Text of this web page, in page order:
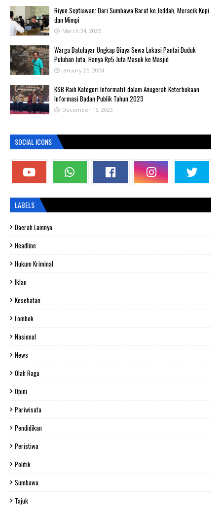
Riyon Septiawan: Dari Sumbawa Barat ke Jeddah, Meracik Kopi
dan Mimpi
March 24, 2025
Warga Batulayar Ungkap Biaya Sewa Lokasi Pantai Duduk
Puluhan Juta, Hanya Rp5 Juta Masuk ke Masjid
January 25, 2024
KSB Raih Kategori Informatif dalam Anugerah Keterbukaan
Informasi Badan Publik Tahun 2023
December 15, 2023
SOCIAL ICONS
LABELS
Daerah Lainnya
Headline
Hukum Kriminal
Iklan
Kesehatan
Lombok
Nasional
News
Olah Raga
Opini
Pariwisata
Pendidikan
Peristiwa
Politik
Sumbawa
Tajuk